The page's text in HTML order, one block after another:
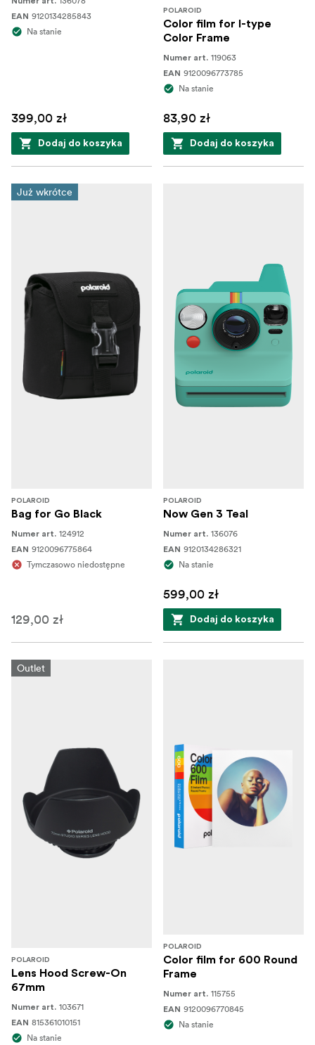
EAN 9120134285843
Na stanie
399,00 zł
Dodaj do koszyka
POLAROID
Color film for I-type
Color Frame
Numer art. 119063
EAN 9120096773785
Na stanie
83,90 zł
Dodaj do koszyka
Już wkrótce
POLAROID
Bag for Go Black
Numer art. 124912
EAN 9120096775864
Tymczasowo niedostępne
129,00 zł
POLAROID
Now Gen 3 Teal
Numer art. 136076
EAN 9120134286321
Na stanie
599,00 zł
Dodaj do koszyka
Outlet
POLAROID
Lens Hood Screw-On
67mm
Numer art. 103671
EAN 815361010151
Na stanie
POLAROID
Color film for 600 Round
Frame
Numer art. 115755
EAN 9120096770845
Na stanie